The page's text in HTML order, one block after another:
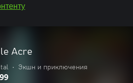
Acre
• Экшн и приключения